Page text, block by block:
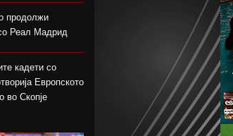
продолжи
Реал Мадрид
кадети со
Европското
во Скопје